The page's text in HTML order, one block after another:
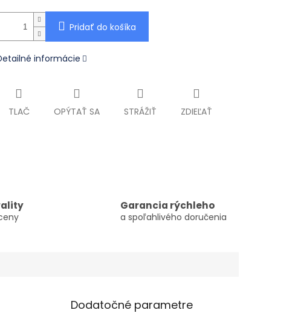
Pridať do košíka
informácie
TLAČ OPÝTAŤ SA STRÁŽIŤ ZDIEĽAŤ
Garancia rýchleho
a spoľahlivého doručenia
Dodatočné parametre